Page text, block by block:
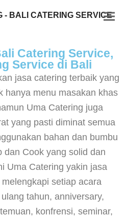
- BALI CATERING SERVICE
Catering Service,
Service di Bali
jasa catering terbaik yang
hanya menu masakan khas
Uma Catering juga
yang pasti diminat semua
bahan dan bumbu
dan Cook yang solid dan
Uma Catering yakin jasa
setiap acara
tahun, anniversary,
konfrensi, seminar,